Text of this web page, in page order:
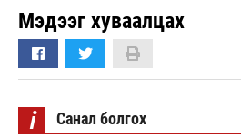
Мэдээг хуваалцах
i Санал болгох